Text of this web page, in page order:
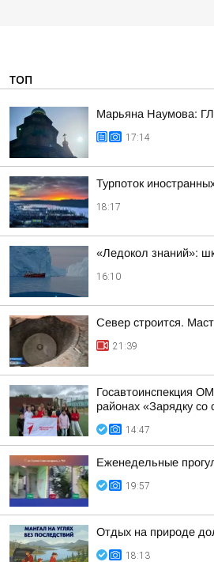
ТОП
Марьяна Наумова:
17:14
Турпоток
18:17
«Ледокол знаний»:
16:10
Север строится.
21:39
Госавтоинспекция
районах «Зарядку со
14:47
Еженедельные
19:57
Отдых на природе
18:13